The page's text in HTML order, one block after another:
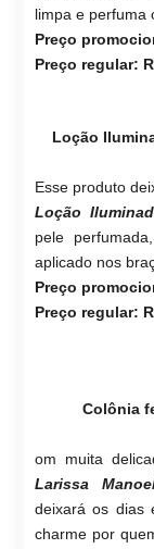
limpa e perfuma
Preço
Preço regular:
Loção
Esse produto
Loção
pele
aplicado nos
Preço
Preço regular:
Colônia
om muita
Larissa
deixará os dias
charme por